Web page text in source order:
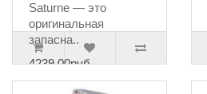
Saturne — это
оригинальная
запасна..
4239.00руб.